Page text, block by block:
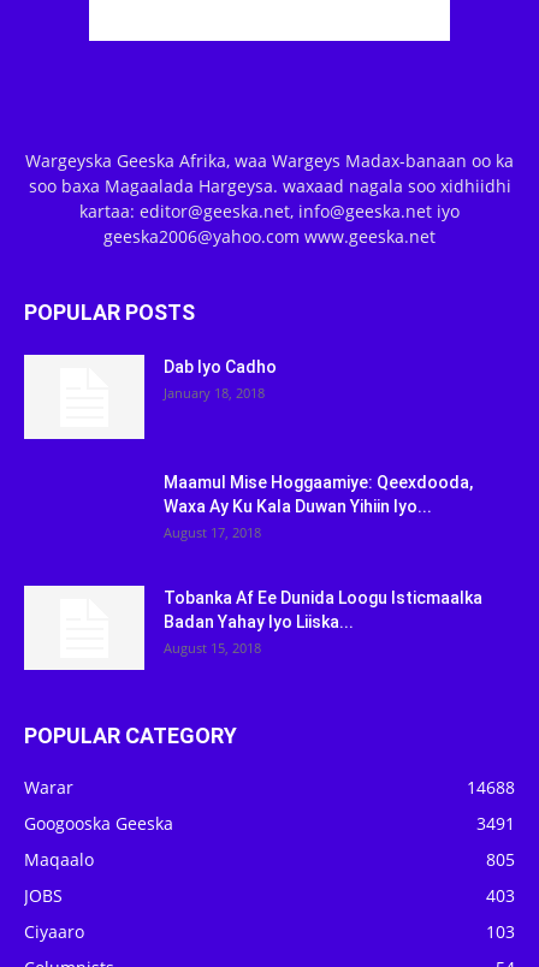
Wargeyska Geeska Afrika, waa Wargeys Madax-banaan oo ka
soo baxa Magaalada Hargeysa. waxaad nagala soo xidhiidhi
kartaa: editor@geeska.net, info@geeska.net iyo
geeska2006@yahoo.com www.geeska.net
POPULAR POSTS
Dab Iyo Cadho
January 18, 2018
Maamul Mise Hoggaamiye: Qeexdooda,
Waxa Ay Ku Kala Duwan Yihiin Iyo...
August 17, 2018
Tobanka Af Ee Dunida Loogu Isticmaalka
Badan Yahay Iyo Liiska...
August 15, 2018
POPULAR CATEGORY
Warar
14688
Googooska Geeska
3491
Maqaalo
805
JOBS
403
Ciyaaro
103